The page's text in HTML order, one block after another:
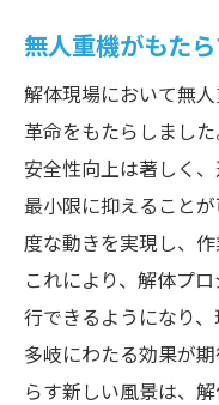
現場見学で知る
化
最新の安全
無人化施工
3Dスキャニ
リアルタイ
化
解体現場に
策
無人重機がもた
解体現場において無
革命をもたらしまし
安全性向上は著しく
最小限に抑えること
度な動きを実現し、作
これにより、解体プ
行できるようになり、
多岐にわたる効果が
らす新しい風景は、